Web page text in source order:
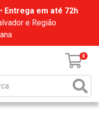
Entrega em até 72h
e Região
0